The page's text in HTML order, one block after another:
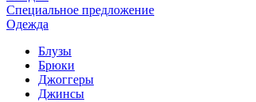
Специальное предложение
Одежда
Блузы
Брюки
Джоггеры
Джинсы